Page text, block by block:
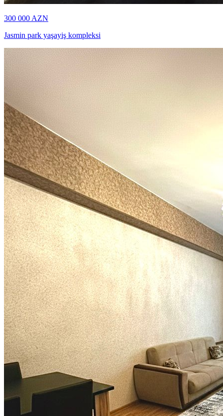
300 000 AZN
Jasmin park yaşayiş kompleksi